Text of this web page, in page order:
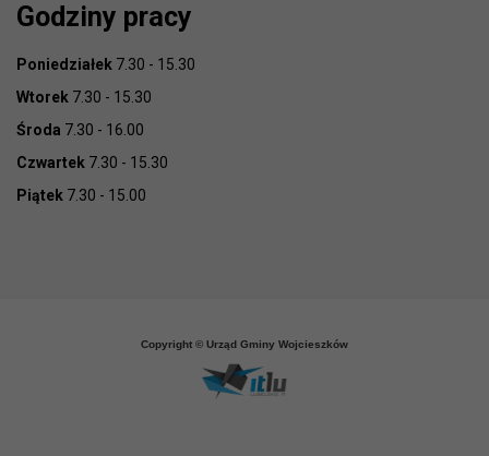
Godziny pracy
Poniedziałek 7.30 - 15.30
Wtorek 7.30 - 15.30
Środa 7.30 - 16.00
Czwartek 7.30 - 15.30
Piątek 7.30 - 15.00
Copyright © Urząd Gminy Wojcieszków